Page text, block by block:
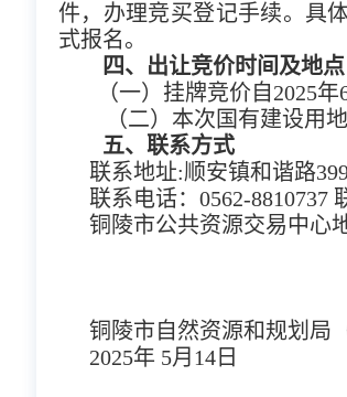
件，办理竞买登记手续。具
式报名。
四、出让竞价时间及地点
（一）挂牌竞价自2025
（二）本次国有建设用
五、联系方式
联系地址:顺安镇和谐路
联系电话：0562-8810737
铜陵市公共资源交易中心
铜陵市自然资源和规划局
2025年 5月14日